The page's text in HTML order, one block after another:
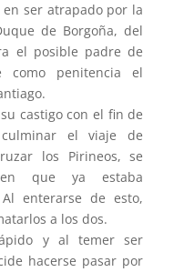
ser atrapado por la
de Borgoña, del
el posible padre de
como penitencia el
castigo con el fin de
el viaje de
los Pirineos, se
que ya estaba
enterarse de esto,
a los dos.
y al temer ser
hacerse pasar por